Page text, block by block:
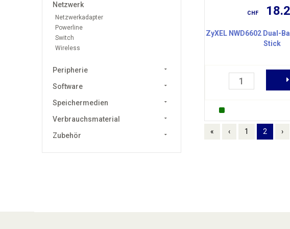
Netzwerk
Netzwerkadapter
Powerline
Switch
Wireless
Peripherie
Software
Speichermedien
Verbrauchsmaterial
Zubehör
CHF
ZyXEL NWD6602 Dual-
Stick
« ‹ 1 2 ›